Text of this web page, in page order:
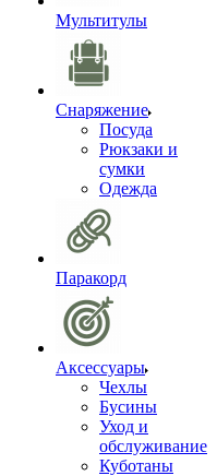
Мультитулы
Снаряжение
Посуда
Рюкзаки и
сумки
Одежда
Паракорд
Аксессуары
Чехлы
Бусины
Уход и
обслуживание
Куботаны